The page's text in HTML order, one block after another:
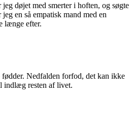
døjet med smerter i hoften, og søgte
en så empatisk mand med en
længe efter.
Nedfalden forfod, det kan ikke
indlæg resten af livet.